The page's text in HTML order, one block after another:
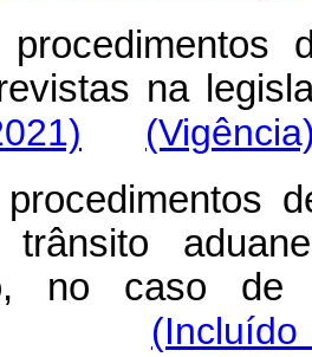
na
trânsito
no caso de